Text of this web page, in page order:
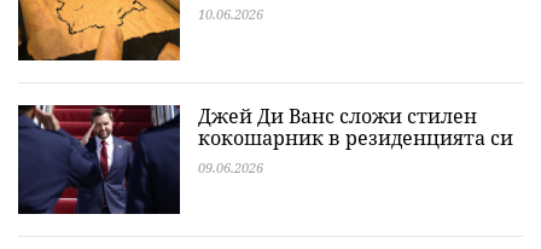
10.06.2026
Джей Ди Ванс сложи стилен
кокошарник в резиденцията си
09.06.2026